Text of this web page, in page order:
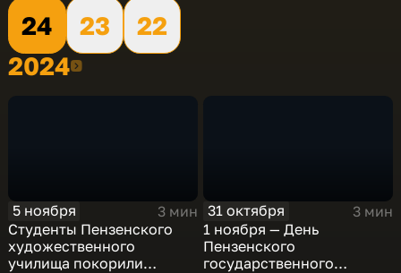
24
23
22
20242024
5 ноября
3 мин
Студенты Пензенского
художественного
училища покорили
31 октября
3 мин
1 ноября — День
Пензенского
государственного